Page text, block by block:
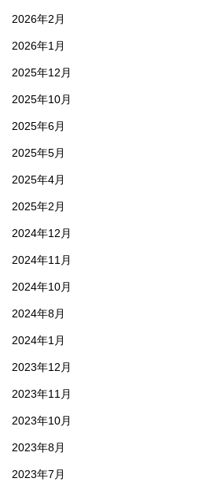
2026年2月
2026年1月
2025年12月
2025年10月
2025年6月
2025年5月
2025年4月
2025年2月
2024年12月
2024年11月
2024年10月
2024年8月
2024年1月
2023年12月
2023年11月
2023年10月
2023年8月
2023年7月